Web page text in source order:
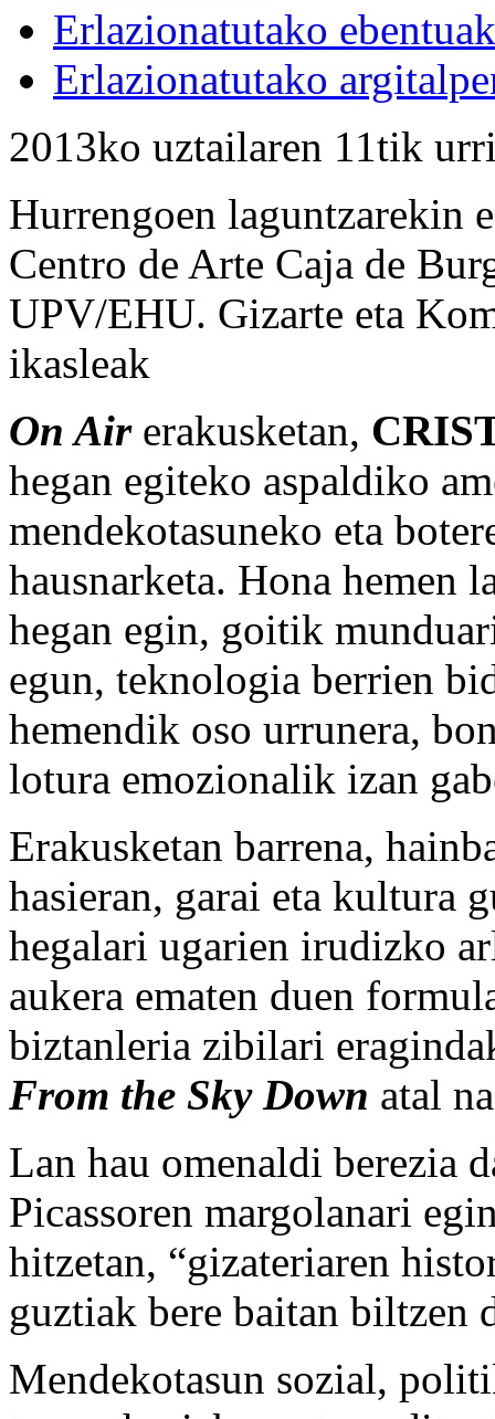
Erlazionatutako ebentuak
Erlazionatutako
2013ko uztailaren 11tik
Hurrengoen laguntzarekin
Centro de Arte Caja de
UPV/EHU. Gizarte eta
ikasleak
On Airerakusketan,
hegan egiteko aspaldiko
mendekotasuneko eta
hausnarketa. Hona hemen
hegan egin, goitik
egun, teknologia berrien
hemendik oso urrunera,
lotura emozionalik izan
Erakusketan barrena,
hasieran, garai eta kultura
hegalari ugarien irudizko
aukera ematen duen
biztanleria zibilari
From the Sky Down atal
Lan hau omenaldi berezia
Picassoren margolanari
hitzetan, “gizateriaren
guztiak bere baitan biltzen
Mendekotasun sozial,